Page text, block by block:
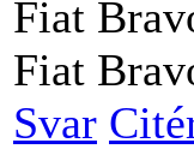
Fiat
Fiat
Svar